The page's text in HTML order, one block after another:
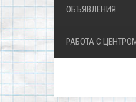
ОБЪЯВЛЕНИЯ
РАБОТА С